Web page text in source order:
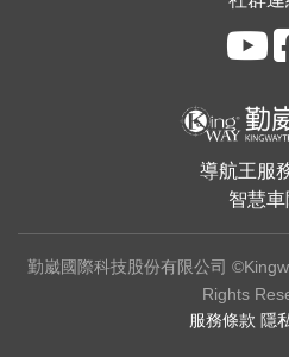
導航王服
智慧
勤崴國際科技股份有限公司
Rights
服務條款 隱